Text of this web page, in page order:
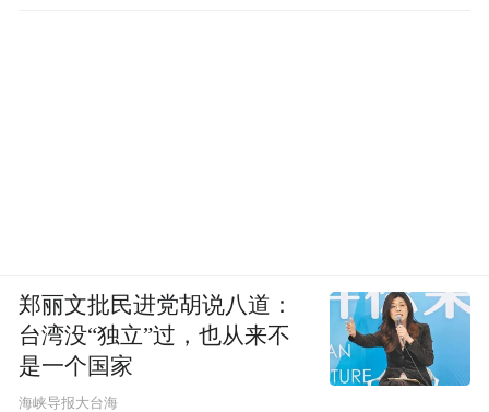
郑丽文批民进党胡说八道：
台湾没“独立”过，也从来不
是一个国家
​海峡导报大台海